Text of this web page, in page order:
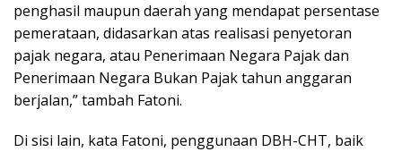
penghasil maupun daerah yang mendapat persentase
pemerataan, didasarkan atas realisasi penyetoran
pajak negara, atau Penerimaan Negara Pajak dan
Penerimaan Negara Bukan Pajak tahun anggaran
berjalan,” tambah Fatoni.
Di sisi lain, kata Fatoni, penggunaan DBH-CHT, baik